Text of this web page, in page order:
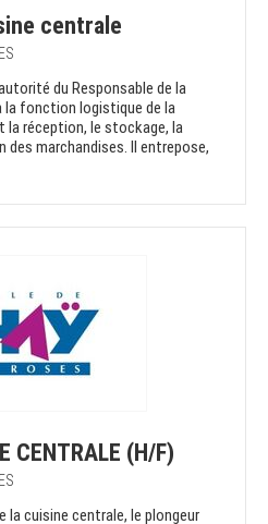
centrale
du Responsable de la
la fonction logistique de la
la réception, le stockage, la
marchandises. Il entrepose,
CENTRALE (H/F)
la cuisine centrale, le plongeur